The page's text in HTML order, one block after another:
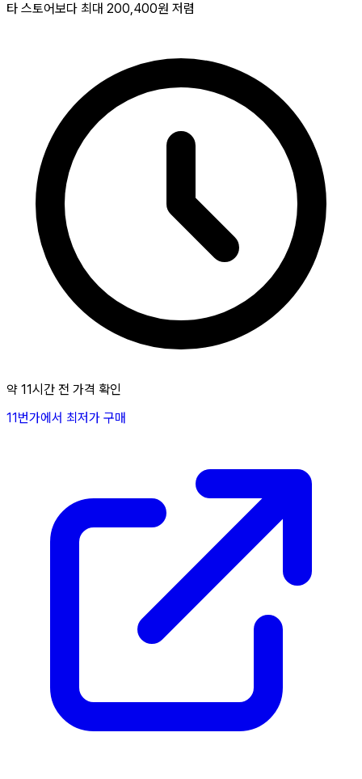
타 스토어보다 최대 200,400원 저렴
약 11시간 전 가격 확인
11번가에서 최저가 구매